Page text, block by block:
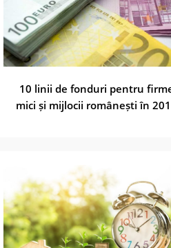
10 linii de fonduri pentru
mici și mijlocii românești în